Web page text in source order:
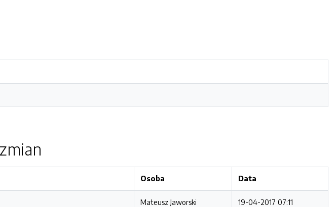
Osoba Data
Mateusz Jaworski 19-04-2017 07:11